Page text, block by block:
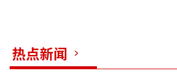
热点新闻